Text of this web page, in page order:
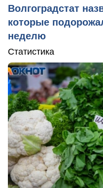
Волгоградстат
которые
неделю
Статистика